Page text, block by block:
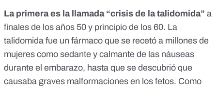
La primera es la llamada “crisis de la talidomida” a
finales de los años 50 y principio de los 60. La
talidomida fue un fármaco que se recetó a millones de
mujeres como sedante y calmante de las náuseas
durante el embarazo, hasta que se descubrió que
causaba graves malformaciones en los fetos. Como